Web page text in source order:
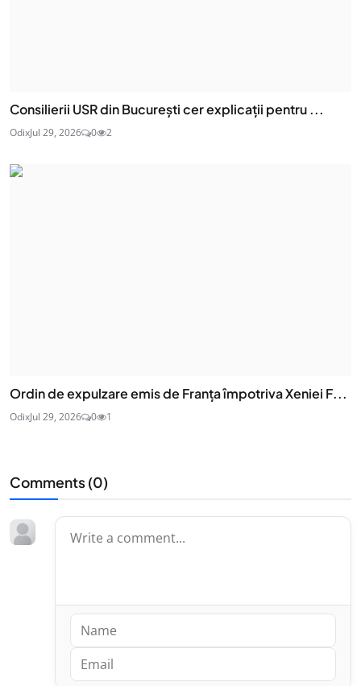
Consilierii USR din București cer explicații pentru ...
OdixJul 29, 2026 0 2
Ordin de expulzare emis de Franța împotriva Xeniei F...
OdixJul 29, 2026 0 1
Comments (0)